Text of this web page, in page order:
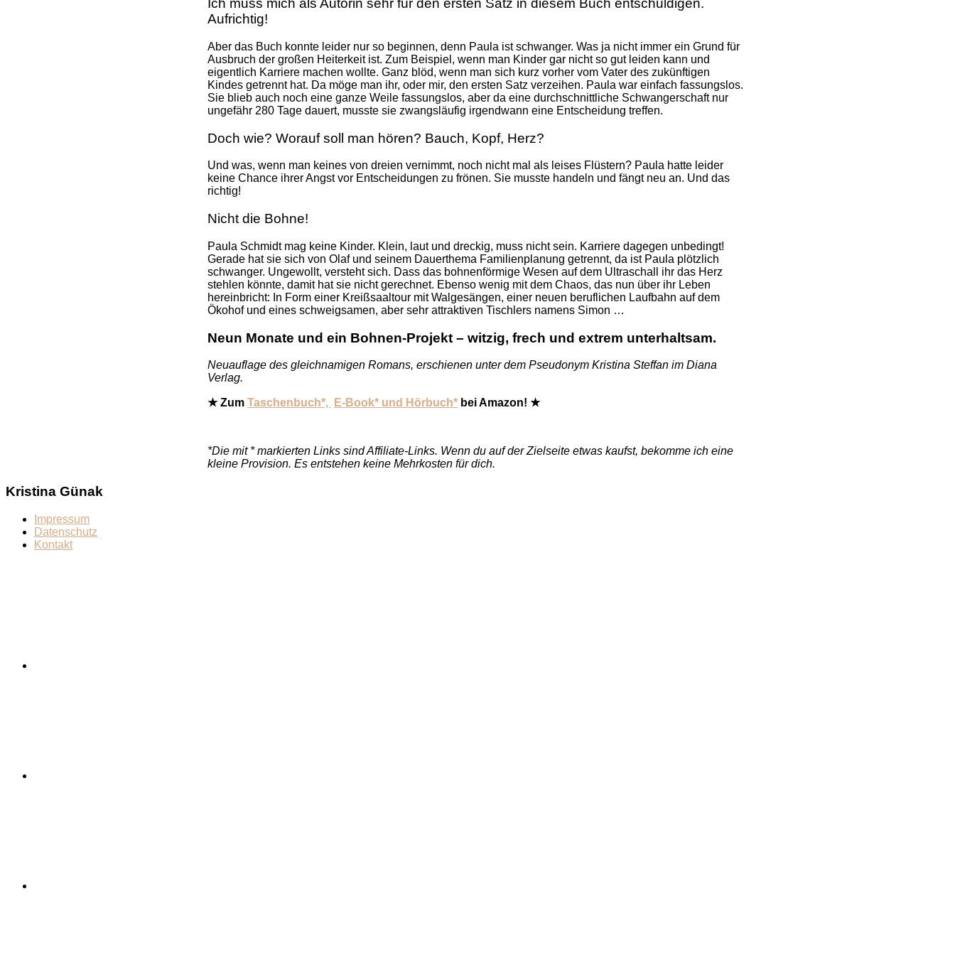
Ich muss mich als Autorin sehr für den ersten Satz in diesem Buch entschuldigen.
Aufrichtig!
Aber das Buch konnte leider nur so beginnen, denn Paula ist schwanger. Was ja nicht immer ein Grund für
Ausbruch der großen Heiterkeit ist. Zum Beispiel, wenn man Kinder gar nicht so gut leiden kann und
eigentlich Karriere machen wollte. Ganz blöd, wenn man sich kurz vorher vom Vater des zukünftigen
Kindes getrennt hat. Da möge man ihr, oder mir, den ersten Satz verzeihen. Paula war einfach fassungslos.
Sie blieb auch noch eine ganze Weile fassungslos, aber da eine durchschnittliche Schwangerschaft nur
ungefähr 280 Tage dauert, musste sie zwangsläufig irgendwann eine Entscheidung treffen.
Doch wie? Worauf soll man hören? Bauch, Kopf, Herz?
Und was, wenn man keines von dreien vernimmt, noch nicht mal als leises Flüstern? Paula hatte leider
keine Chance ihrer Angst vor Entscheidungen zu frönen. Sie musste handeln und fängt neu an. Und das
richtig!
Nicht die Bohne!
Paula Schmidt mag keine Kinder. Klein, laut und dreckig, muss nicht sein. Karriere dagegen unbedingt!
Gerade hat sie sich von Olaf und seinem Dauerthema Familienplanung getrennt, da ist Paula plötzlich
schwanger. Ungewollt, versteht sich. Dass das bohnenförmige Wesen auf dem Ultraschall ihr das Herz
stehlen könnte, damit hat sie nicht gerechnet. Ebenso wenig mit dem Chaos, das nun über ihr Leben
hereinbricht: In Form einer Kreißsaaltour mit Walgesängen, einer neuen beruflichen Laufbahn auf dem
Ökohof und eines schweigsamen, aber sehr attraktiven Tischlers namens Simon …
Neun Monate und ein Bohnen-Projekt – witzig, frech und extrem unterhaltsam.
Neuauflage des gleichnamigen Romans, erschienen unter dem Pseudonym Kristina Steffan im Diana
Verlag.
★ Zum Taschenbuch*, E-Book* und Hörbuch* bei Amazon! ★
*Die mit * markierten Links sind Affiliate-Links. Wenn du auf der Zielseite etwas kaufst, bekomme ich eine
kleine Provision. Es entstehen keine Mehrkosten für dich.
Kristina Günak
Impressum
Datenschutz
Kontakt